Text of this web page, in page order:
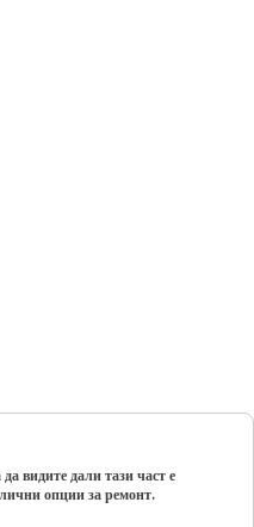
видите дали тази част е
опции за ремонт.